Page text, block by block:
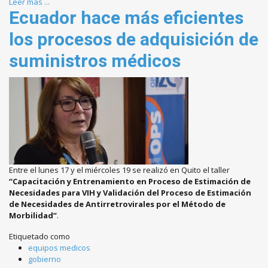
Ecuador hace más eficientes
los procesos de adquisición de
suministros médicos
Entre el lunes 17 y el miércoles 19 se realizó en Quito el taller
“Capacitación y Entrenamiento en Proceso de Estimación de
Necesidades para VIH y Validación del Proceso de Estimación
de Necesidades de Antirretrovirales por el Método de
Morbilidad”.
Etiquetado como
equipos medicos
gobierno